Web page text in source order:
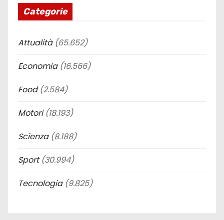
Categorie
Attualità(65.652)
Economia(16.566)
Food(2.584)
Motori(18.193)
Scienza(8.188)
Sport(30.994)
Tecnologia(9.825)